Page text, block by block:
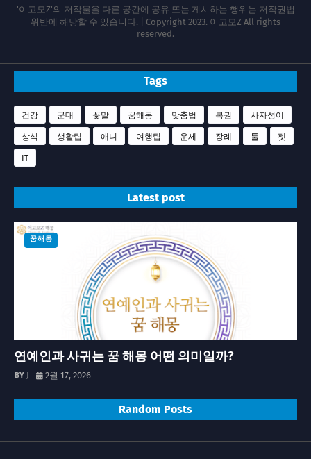
'이고모Z'의 저작물을 다른 공간에 공유 또는 게시하는 행위는 저작권법
위반에 해당할 수 있습니다. | Copyright 2023. 이고모Z All rights
reserved.
Tags
건강 군대 꽃말 꿈해몽 맞춤법 복권 사자성어
상식 생활팁 애니 여행팁 운세 장례 툴 펫
IT
Latest post
꿈해몽
연예인과 사귀는 꿈 해몽 어떤 의미일까?
J 2월 17, 2026
Random Posts